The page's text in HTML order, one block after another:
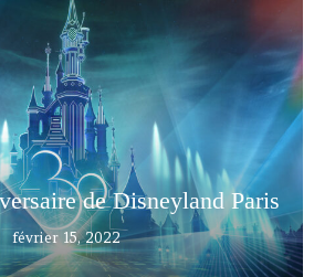
de Disneyland Paris
février 15, 2022